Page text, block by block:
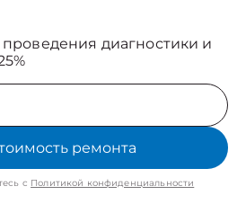
проведения диагностики и
ремонта
с Политикой конфиденциальности